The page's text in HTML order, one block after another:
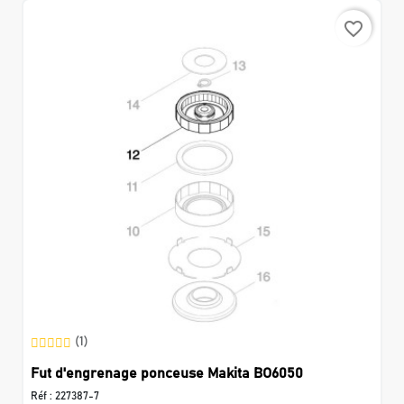
favorite_border
(1)
Fut d'engrenage ponceuse Makita BO6050
Réf : 227387-7